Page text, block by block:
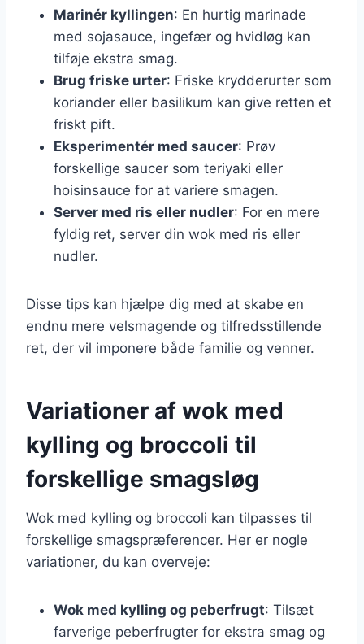
Marinér kyllingen: En hurtig marinade
med sojasauce, ingefær og hvidløg kan
tilføje ekstra smag.
Brug friske urter: Friske krydderurter som
koriander eller basilikum kan give retten et
friskt pift.
Eksperimentér med saucer: Prøv
forskellige saucer som teriyaki eller
hoisinsauce for at variere smagen.
Server med ris eller nudler: For en mere
fyldig ret, server din wok med ris eller
nudler.
Disse tips kan hjælpe dig med at skabe en
endnu mere velsmagende og tilfredsstillende
ret, der vil imponere både familie og venner.
Variationer af wok med
kylling og broccoli til
forskellige smagsløg
Wok med kylling og broccoli kan tilpasses til
forskellige smagspræferencer. Her er nogle
variationer, du kan overveje:
Wok med kylling og peberfrugt: Tilsæt
farverige peberfrugter for ekstra smag og